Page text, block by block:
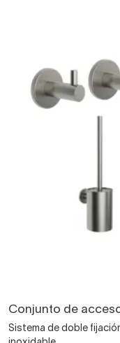
Conjunto de
Sistema de doble